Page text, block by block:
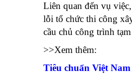
Liên quan đến vụ
lỗi tổ chức thi công
cầu chủ công trình
>>Xem thêm:
Tiêu chuẩn Việt